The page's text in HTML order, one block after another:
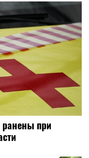
ранены при